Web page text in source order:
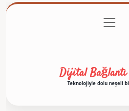
Gizlilik Politikası
menüyü
aç
Dijital Bağlantı
Teknolojiyle dolu neşeli